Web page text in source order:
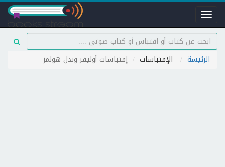
Toggle
navigation
الرئيسة الإقتباسات إقتباسات أوليفر وندل هولمز